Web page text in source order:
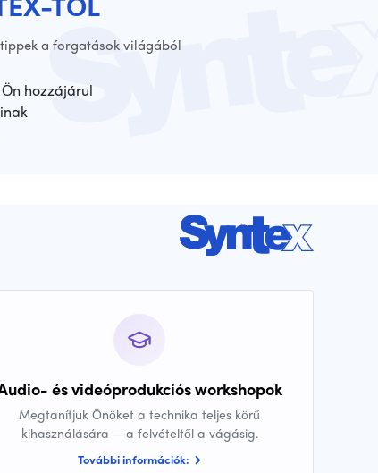
a forgatások világából
hozzájárul
és videóprodukciós workshopok
Megtanítjuk Önöket a technika teljes körű
kihasználására — a felvételtől a vágásig.
További információk: